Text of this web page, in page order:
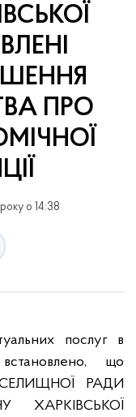
ПРО
о 14:38
послуг в
що
РАДИ
ХАРКІВСЬКОЇ